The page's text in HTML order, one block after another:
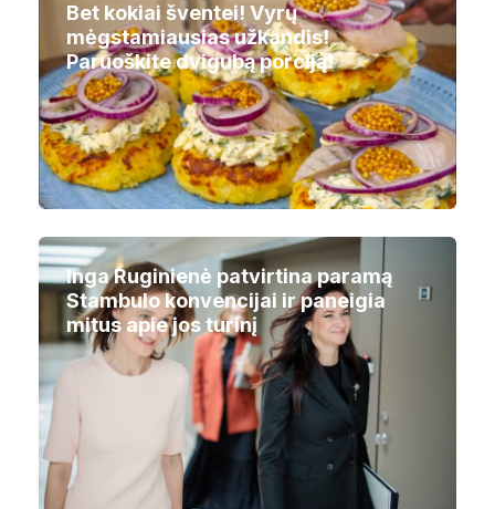
Bet kokiai šventei! Vyrų
mėgstamiausias užkandis!
Paruoškite dvigubą porciją!
Inga Ruginienė patvirtina paramą
Stambulo konvencijai ir paneigia
mitus apie jos turinį